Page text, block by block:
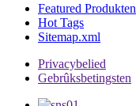
Featured Produkten
Hot Tags
Sitemap.xml
Privacybelied
Gebrûksbetingsten